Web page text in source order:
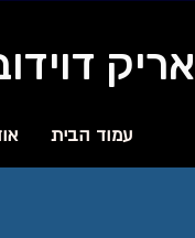
אריק
עמוד הבית